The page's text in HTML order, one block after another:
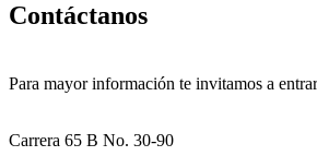
Contáctanos
Para mayor información te invitamos a
Carrera 65 B No. 30-90